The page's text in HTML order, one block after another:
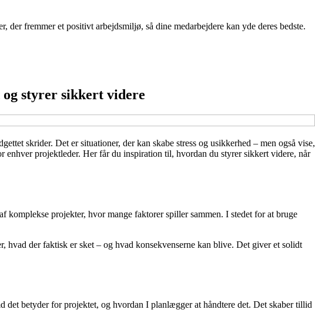
fremmer et positivt arbejdsmiljø, så dine medarbejdere kan yde deres bedste.
styrer sikkert videre
skrider. Det er situationer, der kan skabe stress og usikkerhed – men også vise,
projektleder. Her får du inspiration til, hvordan du styrer sikkert videre, når
projekter, hvor mange faktorer spiller sammen. I stedet for at bruge
der faktisk er sket – og hvad konsekvenserne kan blive. Det giver et solidt
betyder for projektet, og hvordan I planlægger at håndtere det. Det skaber tillid